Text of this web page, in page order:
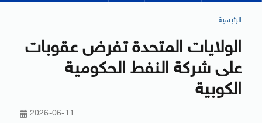
الرئيسية
الولايات المتحدة تفرض عقوبات
على شركة النفط الحكومية
الكوبية
2026-06-11